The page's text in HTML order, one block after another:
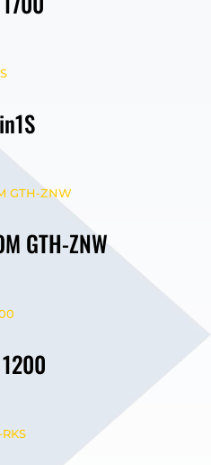
GTH-ZNW